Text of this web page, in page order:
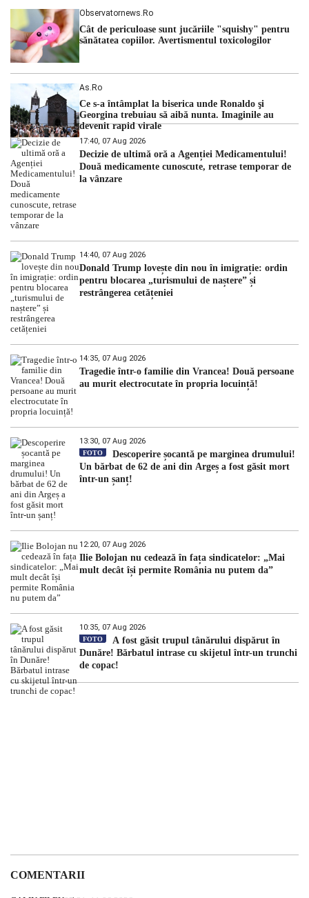
Observatornews.ro
Cât de periculoase sunt jucăriile "squishy" pentru
sănătatea copiilor. Avertismentul toxicologilor
As.ro
Ce s-a întâmplat la biserica unde Ronaldo şi
Georgina trebuiau să aibă nunta. Imaginile au
devenit rapid virale
17:40, 07 Aug 2026
Decizie de ultimă oră a Agenției Medicamentului!
Două medicamente cunoscute, retrase temporar de
la vânzare
14:40, 07 Aug 2026
Donald Trump lovește din nou în imigrație: ordin
pentru blocarea „turismului de naștere” și
restrângerea cetățeniei
14:35, 07 Aug 2026
Tragedie într-o familie din Vrancea! Două persoane
au murit electrocutate în propria locuință!
13:30, 07 Aug 2026
FOTO
Descoperire șocantă pe marginea drumului!
Un bărbat de 62 de ani din Argeș a fost găsit mort
într-un șanț!
12:20, 07 Aug 2026
Ilie Bolojan nu cedează în fața sindicatelor: „Mai
mult decât își permite România nu putem da”
10:35, 07 Aug 2026
FOTO
A fost găsit trupul tânărului dispărut în
Dunăre! Bărbatul intrase cu skijetul într-un trunchi
de copac!
COMENTARII